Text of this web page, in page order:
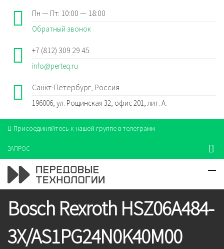
Пн — Пт: 10:00 — 18:00
Обратный звонок
+7 (812) 309 29 45
info@perteq.ru
Санкт-Петербург, Россия
196006, ул. Рощинская 32, офис 201, лит. А.
Присоединяйтесь к нашей группе в телеграмм
ЗАПРОС
Bosch Rexroth HSZ06A484-
3X/AS1PG24N0K40M00